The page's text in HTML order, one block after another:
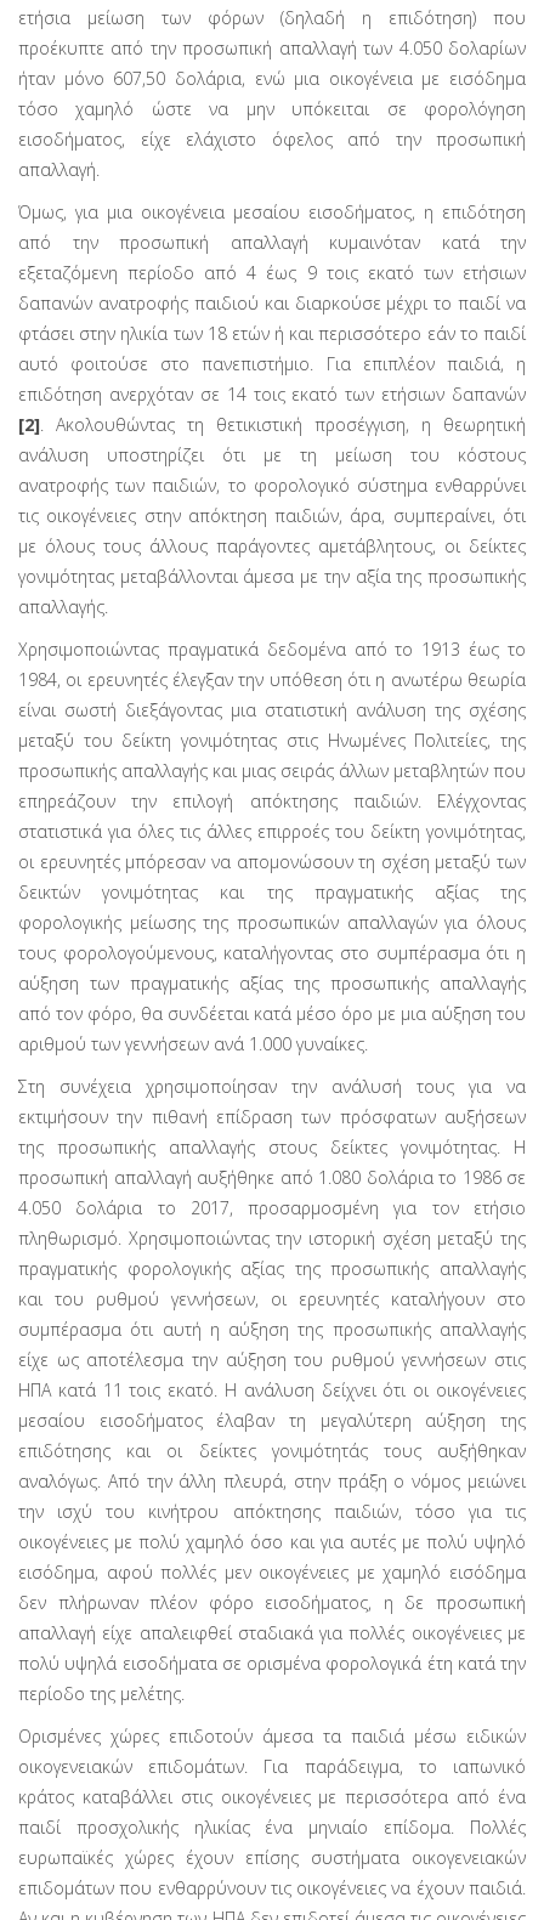
ετήσια μείωση των φόρων (δηλαδή η επιδότηση) που
προέκυπτε από την προσωπική απαλλαγή των 4.050 δολαρίων
ήταν μόνο 607,50 δολάρια, ενώ μια οικογένεια με εισόδημα
τόσο χαμηλό ώστε να μην υπόκειται σε φορολόγηση
εισοδήματος, είχε ελάχιστο όφελος από την προσωπική
απαλλαγή.
Όμως, για μια οικογένεια μεσαίου εισοδήματος, η επιδότηση
από την προσωπική απαλλαγή κυμαινόταν κατά την
εξεταζόμενη περίοδο από 4 έως 9 τοις εκατό των ετήσιων
δαπανών ανατροφής παιδιού και διαρκού­σε μέχρι το παιδί να
φτάσει στην ηλικία των 18 ετών ή και περισσότερο εάν το παιδί
αυτό φοιτούσε στο πανε­πιστήμιο. Για επιπλέον παιδιά, η
επιδότηση ανερχόταν σε 14 τοις εκατό των ετήσιων δαπανών
[2]. Ακολουθώντας τη θετικιστική προσέγγιση, η θεωρητική
ανάλυση υποστηρίζει ότι με τη μείωση του κόστους
ανατροφής των παιδιών, το φορολογικό σύστημα ενθαρρύνει
τις οικογένειες στην απόκτηση παιδιών, άρα, συμπεραίνει, ότι
με όλους τους άλλους παράγοντες αμετάβλητους, οι δείκτες
γονιμότητας μεταβάλλονται άμεσα με την αξία της προσωπικής
απαλλαγής.
Χρησιμοποιώντας πραγματικά δεδομένα από το 1913 έως το
1984, οι ερευνητές έλεγξαν την υπόθεση ότι η ανωτέρω θεωρία
είναι σωστή διεξάγοντας μια στατιστική ανάλυση της σχέσης
μεταξύ του δείκτη γονιμότητας στις Ηνωμένες Πολιτείες, της
προσωπικής απαλλαγής και μιας σειράς άλλων μεταβλητών που
επηρεάζουν την επιλογή απόκτησης παιδιών. Ελέγχοντας
στατιστικά για όλες τις άλλες επιρροές του δείκτη γονιμότητας,
οι ερευνητές μπόρεσαν να απομονώσουν τη σχέση μεταξύ των
δεικτών γονιμότητας και της πραγματικής αξίας της
φορολογικής μείωσης της προσωπικών απαλλαγών για όλους
τους φορολογούμενους, καταλήγοντας στο συμπέρασμα ότι η
αύξηση των πραγματικής αξίας της προσωπικής απαλλαγής
από τον φόρο, θα συνδέεται κατά μέσο όρο με μια αύξηση του
αριθμού των γεννήσεων ανά 1.000 γυναίκες.
Στη συνέχεια χρησιμοποίησαν την ανάλυσή τους για να
εκτιμήσουν την πιθανή επίδραση των πρόσφα­των αυξήσεων
της προσωπικής απαλλαγής στους δείκτες γονιμότητας. Η
προσωπική απαλλαγή αυξήθηκε από 1.080 δολάρια το 1986 σε
4.050 δολάρια το 2017, προσαρμοσμένη για τον ετήσιο
πληθωρισμό. Χρησιμοποι­ώντας την ιστορική σχέση μεταξύ της
πραγματικής φορολογικής αξίας της προσωπικής απαλλαγής
και του ρυθμού γεννήσεων, οι ερευνητές καταλήγουν στο
συμπέρασμα ότι αυτή η αύξηση της προσωπικής απαλλαγής
είχε ως αποτέλεσμα την αύξηση του ρυθμού γεννήσεων στις
ΗΠΑ κατά 11 τοις εκατό. Η ανάλυση δείχνει ότι οι οικογένειες
μεσαίου εισοδήματος έλαβαν τη μεγαλύτερη αύξηση της
επιδότησης και οι δείκτες γονιμότητάς τους αυξήθηκαν
αναλόγως. Από την άλλη πλευρά, στην πράξη ο νόμος μειώνει
την ισχύ του κινήτρου απόκτη­σης παιδιών, τόσο για τις
οικογένειες με πολύ χαμηλό όσο και για αυτές με πολύ υψηλό
εισόδημα, αφού πολ­λές μεν οικογένειες με χαμηλό εισόδημα
δεν πλήρωναν πλέον φόρο εισοδήματος, η δε προσωπική
απαλλαγή είχε απαλειφθεί σταδιακά για πολλές οικογένειες με
πολύ υψηλά εισοδήματα σε ορισμένα φορολογικά έτη κατά την
περίοδο της μελέτης.
Ορισμένες χώρες επιδοτούν άμεσα τα παιδιά μέσω ειδικών
οικογενειακών επιδομάτων. Για παράδειγμα, το ιαπωνικό
κράτος καταβάλλει στις οικογένειες με περισσότερα από ένα
παιδί προσχολικής ηλικίας ένα μηνιαίο επίδομα. Πολλές
ευρωπαϊκές χώρες έχουν επίσης συστήματα οικογενειακών
επιδομάτων που ενθαρρύνουν τις οικογένειες να έχουν παιδιά.